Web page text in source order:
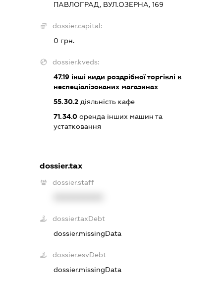
ПАВЛОГРАД, ВУЛ.ОЗЕРНА, 169
dossier.capital:
0 грн.
dossier.kveds:
47.19 інші види роздрібної торгівлі в
неспеціалізованих магазинах
55.30.2 діяльність кафе
71.34.0 оренда інших машин та
устатковання
dossier.tax
dossier.staff
dossier.taxDebt
dossier.missingData
dossier.esvDebt
dossier.missingData